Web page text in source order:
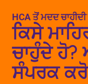
HCA ਤੋਂ ਮਦਦ ਚਾਹੀਦੀ
ਕਿਸੇ
ਚਾਹੁੰਦੇ ਹੋ?
ਸੰਪਰਕ